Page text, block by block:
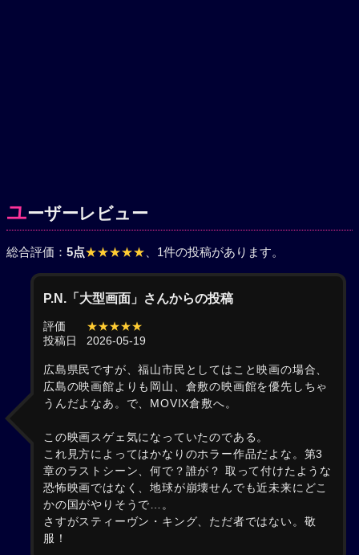
ユーザーレビュー
総合評価： 5点★★★★★ 、1件の投稿があります。
P.N.「大型画面」さんからの投稿
評価
★★★★★
投稿日
2026-05-19
広島県民ですが、福山市民としてはこと映画の場合、
広島の映画館よりも岡山、倉敷の映画館を優先しちゃ
うんだよなあ。で、MOVIX倉敷へ。
この映画スゲェ気になっていたのである。
これ見方によってはかなりのホラー作品だよな。第3
章のラストシーン、何で？誰が？ 取って付けたような
恐怖映画ではなく、地球が崩壊せんでも近未来にどこ
かの国がやりそうで…。
さすがスティーヴン・キング、ただ者ではない。敬
服！